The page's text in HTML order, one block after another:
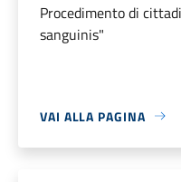
Procedimento di
sanguinis"
VAI ALLA PAGINA